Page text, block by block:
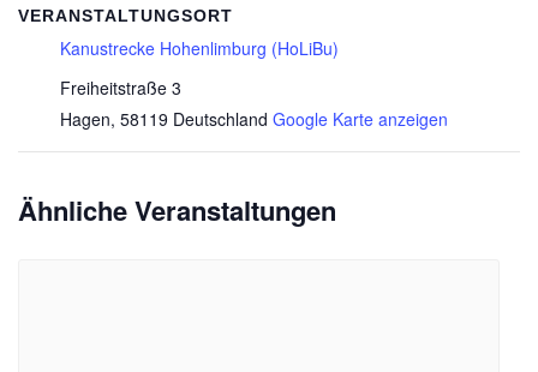
VERANSTALTUNGSORT
Kanustrecke Hohenlimburg (HoLiBu)
Freiheitstraße 3
Hagen, 58119 Deutschland Google Karte anzeigen
Ähnliche Veranstaltungen